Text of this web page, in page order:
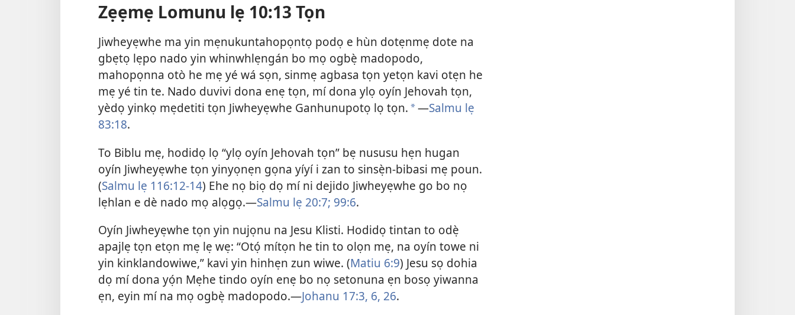
Zẹẹmẹ Lomunu lẹ 10:13 Tọn
Jiwheyẹwhe ma yin mẹnukuntahopọntọ podọ e hùn dotẹnmẹ dote na
gbẹtọ lẹpo nado yin whinwhlẹngán bo mọ ogbẹ̀ madopodo,
mahopọnna otò he mẹ yé wá sọn, sinmẹ agbasa tọn yetọn kavi otẹn he
mẹ yé tin te. Nado duvivi dona enẹ tọn, mí dona ylọ oyín Jehovah tọn,
yèdọ yinkọ mẹdetiti tọn Jiwheyẹwhe Ganhunupotọ lọ tọn. a—Salmu lẹ
83:18.
To Biblu mẹ, hodidọ lọ “ylọ oyín Jehovah tọn” bẹ nususu hẹn hugan
oyín Jiwheyẹwhe tọn yinyọnẹn gọna yíyí i zan to sinsẹ̀n-bibasi mẹ poun.
(Salmu lẹ 116:12-14) Ehe nọ biọ dọ mí ni dejido Jiwheyẹwhe go bo nọ
lẹhlan e dè nado mọ alọgọ.—Salmu lẹ 20:7; 99:6.
Oyín Jiwheyẹwhe tọn yin nujọnu na Jesu Klisti. Hodidọ tintan to odẹ̀
apajlẹ tọn etọn mẹ lẹ wẹ: “Otọ́ mítọn he tin to olọn mẹ, na oyín towe ni
yin kinklandowiwe,” kavi yin hinhẹn zun wiwe. (Matiu 6:9) Jesu sọ dohia
dọ mí dona yọ́n Mẹhe tindo oyín enẹ bo nọ setonuna ẹn bosọ yiwanna
ẹn, eyin mí na mọ ogbẹ̀ madopodo.—Johanu 17:3, 6, 26.